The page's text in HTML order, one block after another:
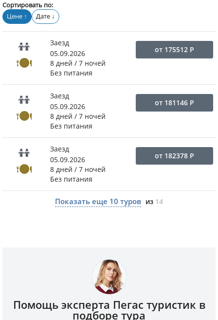
Сортировать по:
Цене ↑ Дате ↓
Заезд
05.09.2026
8 дней / 7 ночей
Без питания
от 175512Р
Заезд
05.09.2026
8 дней / 7 ночей
Без питания
от 181146Р
Заезд
05.09.2026
8 дней / 7 ночей
Без питания
от 182378Р
Показать еще 10 туров из 14
Помощь эксперта Пегас туристик в
подборе тура